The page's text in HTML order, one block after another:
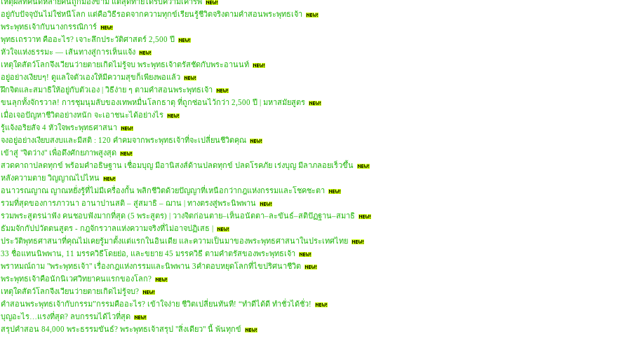
อยู่กับปัจจุบันไม่ใช่หนีโลก แต่คือวิธีรอดจากความทุกข์เรียนรู้ชีวิตจริงตามคำสอนพระพุทธเจ้า
พระพุทธเจ้ากับนางกรรณิการ์
พุทธเถรวาท คืออะไร? เจาะลึกประวัติศาสตร์ 2,500 ปี
หัวใจแห่งธรรมะ — เส้นทางสู่การเห็นแจ้ง
เหตุใดสัตว์โลกจึงเวียนว่ายตายเกิดไม่รู้จบ พระพุทธเจ้าตรัสชัดกับพระอานนท์
อยู่อย่างเงียบๆ! ดูแลใจตัวเองให้มีความสุขก็เพียงพอแล้ว
ฝึกจิตและสมาธิให้อยู่กับตัวเอง | วิธีง่าย ๆ ตามคำสอนพระพุทธเจ้า
ขนลุกทั้งจักรวาล! การชุมนุมลับของเทพหมื่นโลกธาตุ ที่ถูกซ่อนไว้กว่า 2,500 ปี | มหาสมัยสูตร
เมื่อเจอปัญหาชีวิตอย่างหนัก จะเอาชนะได้อย่างไร
รู้แจ้งอริยสัจ 4 หัวใจพระพุทธศาสนา
จงอยู่อย่างเงียบสงบและมีสติ : 120 คำคมจากพระพุทธเจ้าที่จะเปลี่ยนชีวิตคุณ
เข้าสู่ "จิตว่าง" เพื่อดึงศักยภาพสูงสุด
สวดคาถาปลดทุกข์ พร้อมคำอธิษฐาน เชื่อมบุญ มีอานิสงส์ด้านปลดทุกข์ ปลดโรคภัย เร่งบุญ มีลาภลอยเร็วขึ้น
หลังความตาย วิญญาณไปไหน
อนาวรณญาณ ญาณหยั่งรู้ที่ไม่มีเครื่องกั้น พลิกชีวิตด้วยปัญญาที่เหนือกว่ากฎแห่งกรรมและโชคชะตา
รวมที่สุดของการภาวนา อานาปานสติ – สู่สมาธิ – ฌาน | ทางตรงสู่พระนิพพาน
รวมพระสูตรน่าฟัง คนชอบฟังมากที่สุด (5 พระสูตร) | วางจิตก่อนตาย–เห็นอนัตตา–ละขันธ์–สติปัฏฐาน–สมาธิ
ธัมมจักกัปปวัตตนสูตร - กฎจักรวาลแห่งความจริงที่ไม่อาจปฏิเสธ |
ประวัติพุทธศาสนาที่คุณไม่เคยรู้มาตั้งแต่แรกในอินเดีย และความเป็นมาของพระพุทธศาสนาในประเทศไทย
33 ชื่อแทนนิพพาน, 11 มรรควิธีโดยย่อ, และขยาย 45 มรรควิธี ตามคำตรัสของพระพุทธเจ้า
พราหมณ์ถาม "พระพุทธเจ้า" เรื่องกฎแห่งกรรมและนิพพาน 3คำตอบหยุดโลกที่ไขปริศนาชีวิต
พระพุทธเจ้าคือนักนิเวศวิทยาคนแรกของโลก?
เหตุใดสัตว์โลกจีงเวียนว่ายตายเกิดไม่รู้จบ?
คำสอนพระพุทธเจ้ากับกรรม”กรรมคืออะไร? เข้าใจง่าย ชีวิตเปลี่ยนทันที! “ทำดีได้ดี ทำชั่วได้ชั่ว!
บุญอะไร…แรงที่สุด? ลบกรรมได้ไวที่สุด
สรุปคำสอน 84,000 พระธรรมขันธ์? พระพุทธเจ้าสรุป "สิ่งเดียว" นี้ พ้นทุกข์